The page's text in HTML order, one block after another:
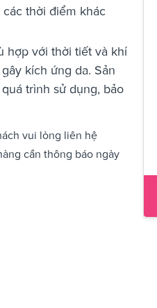
thời điểm khác
hợp với thời tiết và khí
kích ứng da. Sản
trình sử dụng, bảo
vui lòng liên hệ
cần thông báo ngày